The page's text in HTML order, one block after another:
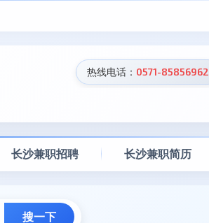
热线电话： 0571-85856962
长沙兼职招聘 长沙兼职简历